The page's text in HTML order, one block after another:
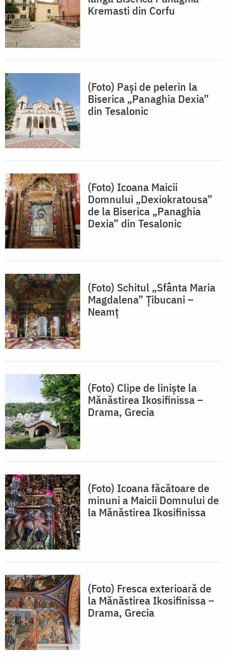
Kremasti din Corfu
(Foto) Pași de pelerin la
Biserica „Panaghia Dexia”
din Tesalonic
(Foto) Icoana Maicii
Domnului „Dexiokratousa”
de la Biserica „Panaghia
Dexia” din Tesalonic
(Foto) Schitul „Sfânta Maria
Magdalena” Țibucani –
Neamț
(Foto) Clipe de liniște la
Mănăstirea Ikosifinissa –
Drama, Grecia
(Foto) Icoana făcătoare de
minuni a Maicii Domnului de
la Mănăstirea Ikosifinissa
(Foto) Fresca exterioară de
la Mănăstirea Ikosifinissa –
Drama, Grecia